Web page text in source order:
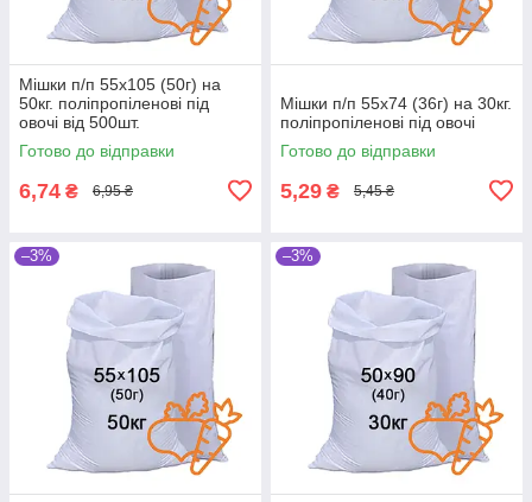
Мішки п/п 55x105 (50г) на
50кг. поліпропіленові під
овочі від 500шт.
Готово до відправки
6,74 ₴ 6,95 ₴
Мішки п/п 55x74 (36г) на 30кг.
поліпропіленові під овочі
Готово до відправки
5,29 ₴ 5,45 ₴
–3% –3%